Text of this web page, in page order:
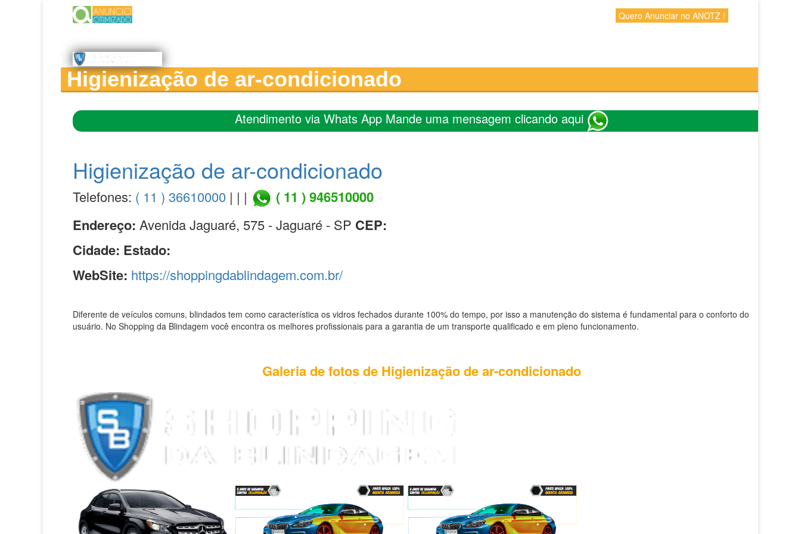
Quero Anunciar no ANOTZ !
Higienização de ar-condicionado
Atendimento via Whats App Mande uma mensagem clicando aqui
Higienização de ar-condicionado
Telefones: ( 11 ) 36610000 | | |
( 11 ) 946510000
Endereço: Avenida Jaguaré, 575 - Jaguaré - SP CEP:
Cidade: Estado:
WebSite: https://shoppingdablindagem.com.br/
Diferente de veículos comuns, blindados tem como característica os vidros fechados durante 100% do tempo, por isso a manutenção do sistema é fundamental para o conforto do
usuário. No Shopping da Blindagem você encontra os melhores profissionais para a garantia de um transporte qualificado e em pleno funcionamento.
Galeria de fotos de Higienização de ar-condicionado